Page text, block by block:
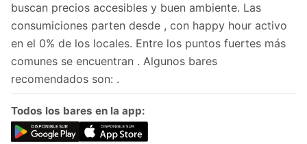
buscan precios accesibles y buen ambiente. Las
consumiciones parten desde , con happy hour activo
en el 0% de los locales. Entre los puntos fuertes más
comunes se encuentran . Algunos bares
recomendados son: .
Todos los bares en la app: